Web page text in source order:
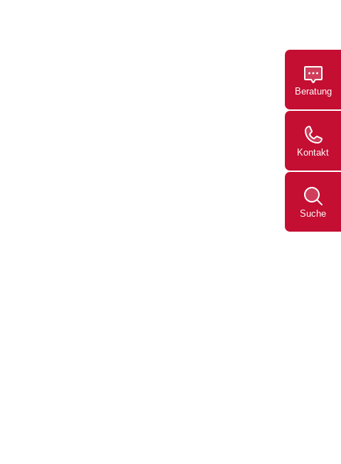
Beratung
Kontakt
Suche